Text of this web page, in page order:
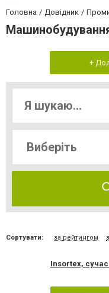
Головна Довідник
+
Сортувати: за рейтингом
Insortex,